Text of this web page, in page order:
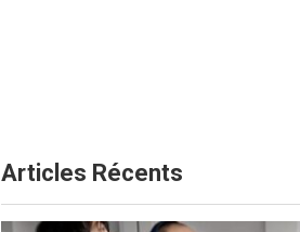
Articles Récents